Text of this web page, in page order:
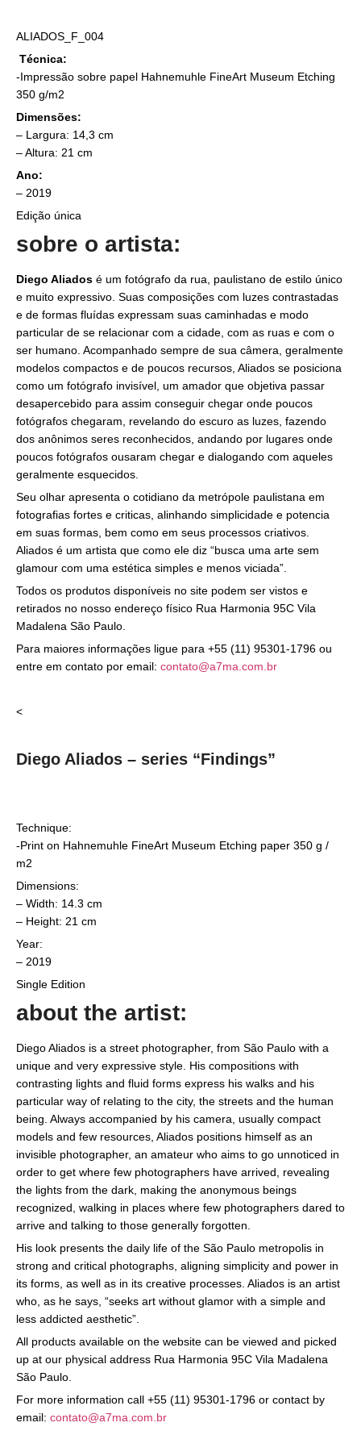
ALIADOS_F_004
Técnica:
-Impressão sobre papel Hahnemuhle FineArt Museum Etching
350 g/m2
Dimensões:
– Largura: 14,3 cm
– Altura: 21 cm
Ano:
– 2019
Edição única
sobre o artista:
Diego Aliados é um fotógrafo da rua, paulistano de estilo único
e muito expressivo. Suas composições com luzes contrastadas
e de formas fluídas expressam suas caminhadas e modo
particular de se relacionar com a cidade, com as ruas e com o
ser humano. Acompanhado sempre de sua câmera, geralmente
modelos compactos e de poucos recursos, Aliados se posiciona
como um fotógrafo invisível, um amador que objetiva passar
desapercebido para assim conseguir chegar onde poucos
fotógrafos chegaram, revelando do escuro as luzes, fazendo
dos anônimos seres reconhecidos, andando por lugares onde
poucos fotógrafos ousaram chegar e dialogando com aqueles
geralmente esquecidos.
Seu olhar apresenta o cotidiano da metrópole paulistana em
fotografias fortes e criticas, alinhando simplicidade e potencia
em suas formas, bem como em seus processos criativos.
Aliados é um artista que como ele diz “busca uma arte sem
glamour com uma estética simples e menos viciada”.
Todos os produtos disponíveis no site podem ser vistos e
retirados no nosso endereço físico Rua Harmonia 95C Vila
Madalena São Paulo.
Para maiores informações ligue para +55 (11) 95301-1796 ou
entre em contato por email: contato@a7ma.com.br
<
Diego Aliados – series “Findings”
Technique:
-Print on Hahnemuhle FineArt Museum Etching paper 350 g /
m2
Dimensions:
– Width: 14.3 cm
– Height: 21 cm
Year:
– 2019
Single Edition
about the artist:
Diego Aliados is a street photographer, from São Paulo with a
unique and very expressive style. His compositions with
contrasting lights and fluid forms express his walks and his
particular way of relating to the city, the streets and the human
being. Always accompanied by his camera, usually compact
models and few resources, Aliados positions himself as an
invisible photographer, an amateur who aims to go unnoticed in
order to get where few photographers have arrived, revealing
the lights from the dark, making the anonymous beings
recognized, walking in places where few photographers dared to
arrive and talking to those generally forgotten.
His look presents the daily life of the São Paulo metropolis in
strong and critical photographs, aligning simplicity and power in
its forms, as well as in its creative processes. Aliados is an artist
who, as he says, “seeks art without glamor with a simple and
less addicted aesthetic”.
All products available on the website can be viewed and picked
up at our physical address Rua Harmonia 95C Vila Madalena
São Paulo.
For more information call +55 (11) 95301-1796 or contact by
email: contato@a7ma.com.br